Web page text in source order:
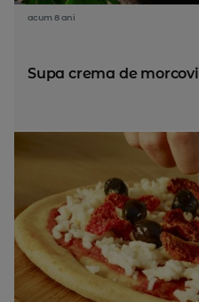
acum 8 ani
Supa crema de